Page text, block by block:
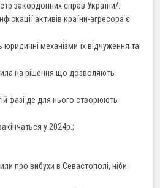
закордонних справ України/:
активів країни-агресора є
механізми їх відчуження та
на рішення що дозволяють
фазі де для нього створюють
у 2024р.;
про вибухи в Севастополі, ніби